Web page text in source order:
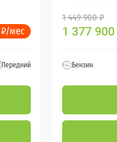
₽/мес
Передний
1 449 900 ₽
1 377 900
Бензин